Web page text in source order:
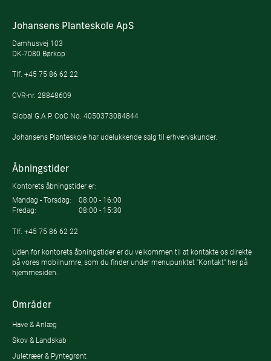
Johansens Planteskole ApS
Damhusvej 103
DK-7080 Børkop
Tlf. +45 75 86 62 22
CVR-nr. 28848609
Global G.A.P. CoC No. 4050373084844
Johansens Planteskole har udelukkende salg til erhvervskunder.
Åbningstider
Kontorets åbningstider er:
Mandag - Torsdag:
08:00 - 16:00
Fredag:
08:00 - 15:30
Tlf. +45 75 86 62 22
Uden for kontorets åbningstider er du velkommen til at kontakte os direkte
på vores mobilnumre, som du finder under menupunktet "Kontakt" her på
hjemmesiden.
Områder
Have & Anlæg
Skov & Landskab
Juletræer & Pyntegrønt